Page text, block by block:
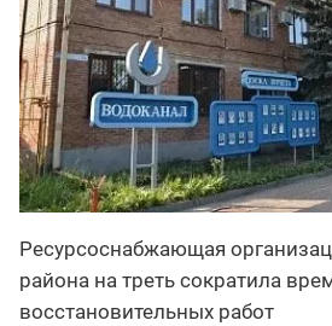
Ресурсоснабжающая
района на треть сократила
восстановительных работ